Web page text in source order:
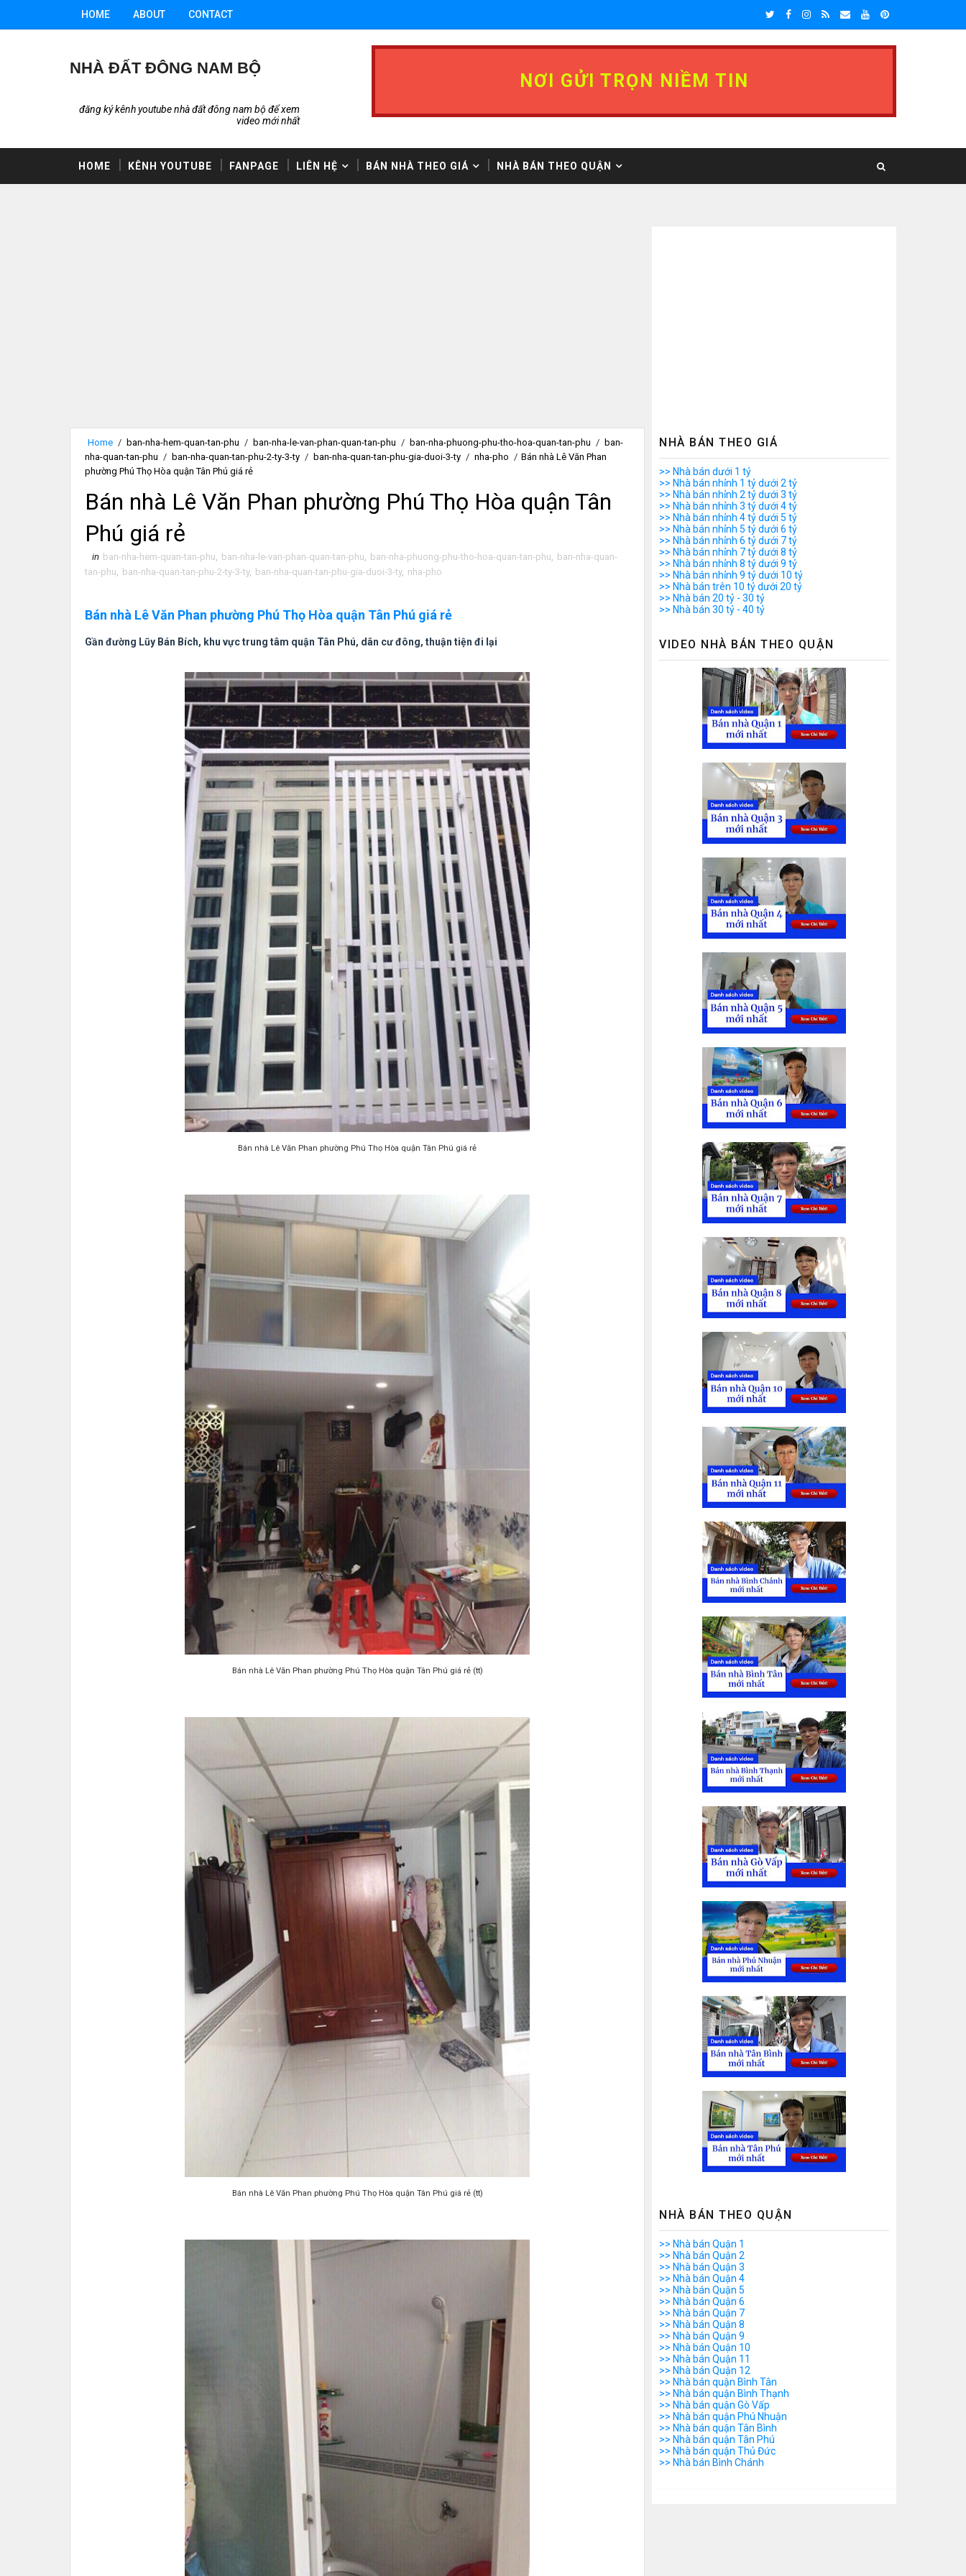
HOME ABOUT CONTACT
NHÀ ĐẤT ĐÔNG NAM BỘ
đăng ký kênh youtube nhà đất đông nam bộ để xem
video mới nhất
NƠI GỬI TRỌN NIỀM TIN
HOME KÊNH YOUTUBE FANPAGE LIÊN HỆ BÁN NHÀ THEO GIÁ NHÀ BÁN THEO QUẬN
Home / ban-nha-hem-quan-tan-phu / ban-nha-le-van-phan-quan-tan-phu / ban-nha-phuong-phu-tho-hoa-quan-tan-phu / ban-
nha-quan-tan-phu / ban-nha-quan-tan-phu-2-ty-3-ty / ban-nha-quan-tan-phu-gia-duoi-3-ty / nha-pho / Bán nhà Lê Văn Phan
phường Phú Thọ Hòa quận Tân Phú giá rẻ
Bán nhà Lê Văn Phan phường Phú Thọ Hòa quận Tân
Phú giá rẻ
in ban-nha-hem-quan-tan-phu, ban-nha-le-van-phan-quan-tan-phu, ban-nha-phuong-phu-tho-hoa-quan-tan-phu, ban-nha-quan-
tan-phu, ban-nha-quan-tan-phu-2-ty-3-ty, ban-nha-quan-tan-phu-gia-duoi-3-ty, nha-pho
Bán nhà Lê Văn Phan phường Phú Thọ Hòa quận Tân Phú giá rẻ
Gần đường Lũy Bán Bích, khu vực trung tâm quận Tân Phú, dân cư đông, thuận tiện đi lại
Bán nhà Lê Văn Phan phường Phú Thọ Hòa quận Tân Phú giá rẻ
Bán nhà Lê Văn Phan phường Phú Thọ Hòa quận Tân Phú giá rẻ (tt)
Bán nhà Lê Văn Phan phường Phú Thọ Hòa quận Tân Phú giá rẻ (tt)
NHÀ BÁN THEO GIÁ
>> Nhà bán dưới 1 tỷ
>> Nhà bán nhỉnh 1 tỷ dưới 2 tỷ
>> Nhà bán nhỉnh 2 tỷ dưới 3 tỷ
>> Nhà bán nhỉnh 3 tỷ dưới 4 tỷ
>> Nhà bán nhỉnh 4 tỷ dưới 5 tỷ
>> Nhà bán nhỉnh 5 tỷ dưới 6 tỷ
>> Nhà bán nhỉnh 6 tỷ dưới 7 tỷ
>> Nhà bán nhỉnh 7 tỷ dưới 8 tỷ
>> Nhà bán nhỉnh 8 tỷ dưới 9 tỷ
>> Nhà bán nhỉnh 9 tỷ dưới 10 tỷ
>> Nhà bán trên 10 tỷ dưới 20 tỷ
>> Nhà bán 20 tỷ - 30 tỷ
>> Nhà bán 30 tỷ - 40 tỷ
VIDEO NHÀ BÁN THEO QUẬN
NHÀ BÁN THEO QUẬN
>> Nhà bán Quận 1
>> Nhà bán Quận 2
>> Nhà bán Quận 3
>> Nhà bán Quận 4
>> Nhà bán Quận 5
>> Nhà bán Quận 6
>> Nhà bán Quận 7
>> Nhà bán Quận 8
>> Nhà bán Quận 9
>> Nhà bán Quận 10
>> Nhà bán Quận 11
>> Nhà bán Quận 12
>> Nhà bán quận Bình Tân
>> Nhà bán quận Bình Thạnh
>> Nhà bán quận Gò Vấp
>> Nhà bán quận Phú Nhuận
>> Nhà bán quận Tân Bình
>> Nhà bán quận Tân Phú
>> Nhà bán quận Thủ Đức
>> Nhà bán Bình Chánh